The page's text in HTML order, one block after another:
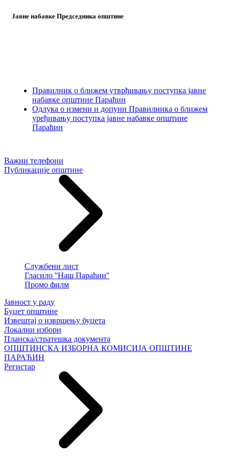
Јавне набавке Председника општине
Правилник о ближем утврђивању поступка јавне
набавке општине Параћин
Одлука о измени и допуни Правилника о ближем
уређивању поступка јавне набавке општине
Параћин
Важни телефони
Публикације општине
Службени лист
Гласило ''Наш Параћин''
Промо филм
Јавност у раду
Буџет општине
Извештај о извршењу буџета
Локални избори
Планска/стратешка документа
ОПШТИНСКА ИЗБОРНА КОМИСИЈА ОПШТИНЕ
ПАРАЋИН
Регистар